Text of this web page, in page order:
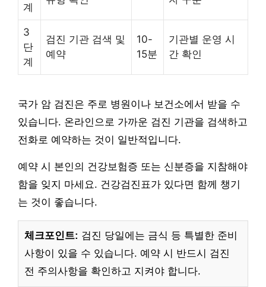
계
3
단
계
검진 기관 검색 및
예약
10-
15분
기관별 운영 시
간 확인
국가 암 검진은 주로 병원이나 보건소에서 받을 수
있습니다. 온라인으로 가까운 검진 기관을 검색하고
전화로 예약하는 것이 일반적입니다.
예약 시 본인의 건강보험증 또는 신분증을 지참해야
함을 잊지 마세요. 건강검진표가 있다면 함께 챙기
는 것이 좋습니다.
체크포인트: 검진 당일에는 금식 등 특별한 준비
사항이 있을 수 있습니다. 예약 시 반드시 검진
전 주의사항을 확인하고 지켜야 합니다.